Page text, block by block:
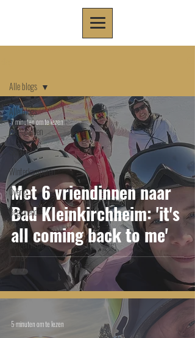
Alle blogs
Skigebieden
Skiën
Winterkamperen
Overig
Beginnende
skiërs
Bergen in de
zomer
Alle blogs
Met 6 vriendinnen naar
Bad Kleinkirchheim: 'it's
all coming back to me'
7 minuten om te lezen
5 minuten om te lezen